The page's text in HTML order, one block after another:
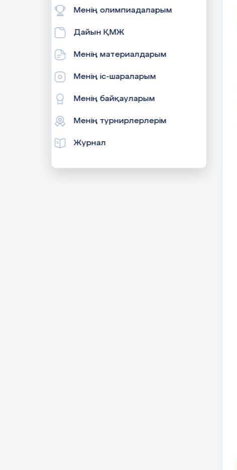
Менің олимпиадаларым
Дайын ҚМЖ
Менің материалдарым
Менің іс-шараларым
Менің байқауларым
Менің турнирлерлерім
Журнал